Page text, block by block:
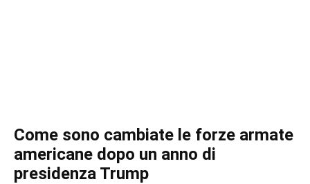
Come sono cambiate le forze armate
americane dopo un anno di
presidenza Trump